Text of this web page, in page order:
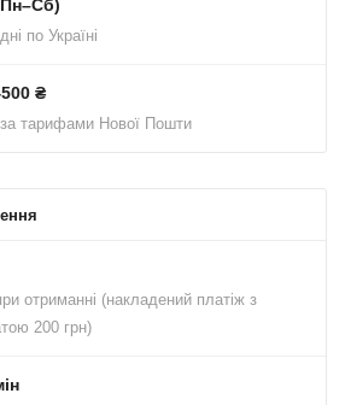
по Україні
₴
тарифами Нової Пошти
отриманні (накладений платіж з
200 грн)